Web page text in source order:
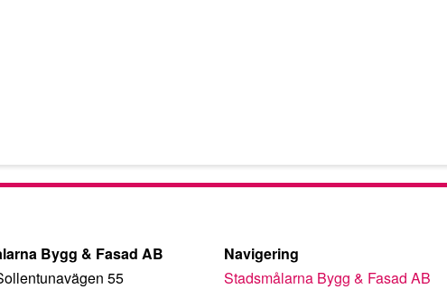
Bygg & Fasad AB
55
Navigering
Stadsmålarna Bygg & Fasad AB